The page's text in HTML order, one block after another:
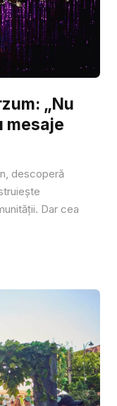
„Nu
mesaje
descoperă
Dar cea